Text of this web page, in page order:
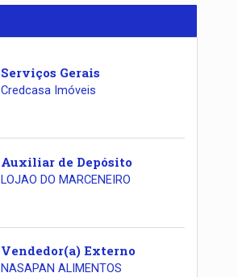
Serviços Gerais
Credcasa Imóveis
Auxiliar de Depósito
LOJAO DO MARCENEIRO
Vendedor(a) Externo
NASAPAN ALIMENTOS